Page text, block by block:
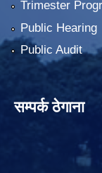
Trimester
Public Hearing
Public Audit
सम्पर्क ठेगाना